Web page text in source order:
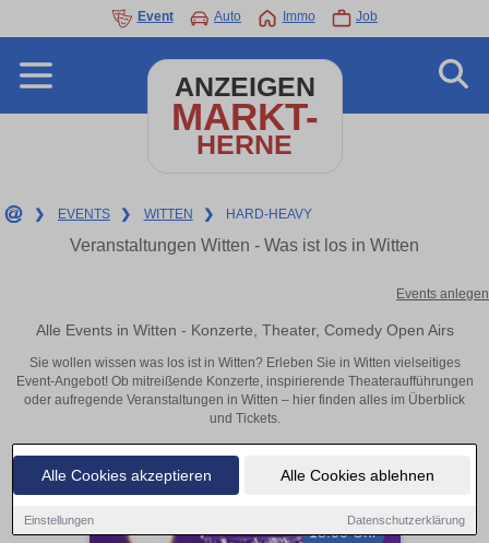
Alle Cookies akzeptieren Alle Cookies ablehnen
Einstellungen Datenschutzerklärung
Event Auto Immo Job
ANZEIGEN
MARKT-
HERNE
❯ EVENTS ❯ WITTEN ❯ HARD-HEAVY
Veranstaltungen Witten - Was ist los in Witten
Events anlegen
Alle Events in Witten - Konzerte, Theater, Comedy Open Airs
Sie wollen wissen was los ist in Witten? Erleben Sie in Witten vielseitiges
Event-Angebot! Ob mitreißende Konzerte, inspirierende Theateraufführungen
oder aufregende Veranstaltungen in Witten – hier finden alles im Überblick
und Tickets.
18:00 Uhr